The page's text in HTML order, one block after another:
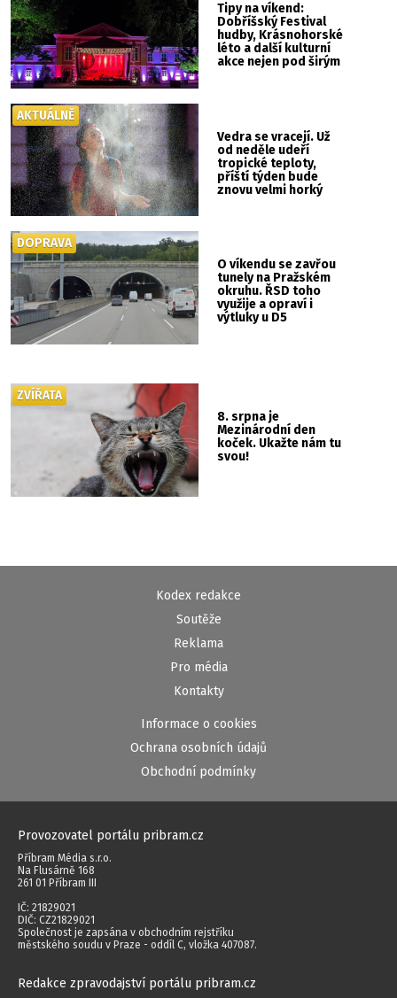
Tipy na víkend:
Dobříšský Festival
hudby, Krásnohorské
léto a další kulturní
akce nejen pod širým
Vedra se vracejí. Už
od neděle udeří
tropické teploty,
příští týden bude
znovu velmi horký
AKTUÁLNĚ
O víkendu se zavřou
tunely na Pražském
okruhu. ŘSD toho
využije a opraví i
výtluky u D5
DOPRAVA
8. srpna je
Mezinárodní den
koček. Ukažte nám tu
svou!
ZVÍŘATA
Kodex redakce
Soutěže
Reklama
Pro média
Kontakty
Informace o cookies
Ochrana osobních údajů
Obchodní podmínky
Provozovatel portálu pribram.cz
Příbram Média s.r.o.
Na Flusárně 168
261 01 Příbram III
IČ: 21829021
DIČ: CZ21829021
Společnost je zapsána v obchodním rejstříku
městského soudu v Praze - oddíl C, vložka 407087.
Redakce zpravodajství portálu pribram.cz